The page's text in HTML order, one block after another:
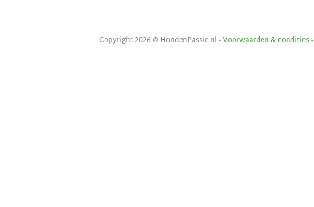
Copyright 2026 © HondenPassie.nl -Voorwaarden & condities-